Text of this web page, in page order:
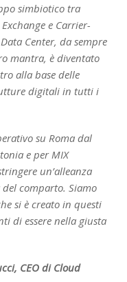
simbiotico tra
e Carrier-
Center, da sempre
mantra, è diventato
alla base delle
digitali in tutti i
su Roma dal
e per MIX
un’alleanza
del comparto. Siamo
si è creato in questi
di essere nella giusta
CEO di Cloud